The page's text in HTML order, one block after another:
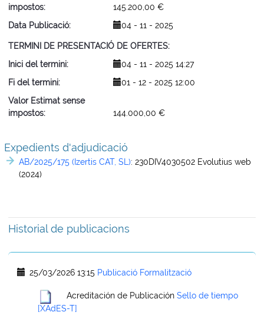
impostos
145.200,00 €
Data Publicació
04 - 11 - 2025
TERMINI DE PRESENTACIÓ DE OFERTES
Inici del termini
04 - 11 - 2025 14:27
Fi del termini
01 - 12 - 2025 12:00
Valor Estimat sense
impostos
144.000,00 €
Expedients d'adjudicació
AB/2025/175 (Izertis CAT, SL): 230DIV4030502 Evolutius web
(2024)
Historial de publicacions
25/03/2026 13:15 Publicació Formalització
Acreditación de Publicación Sello de tiempo
[XAdES-T]